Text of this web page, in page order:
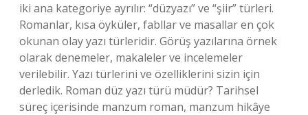
iki ana kategoriye ayrılır: “düzyazı” ve “şiir” türleri.
Romanlar, kısa öyküler, fabllar ve masallar en çok
okunan olay yazı türleridir. Görüş yazılarına örnek
olarak denemeler, makaleler ve incelemeler
verilebilir. Yazı türlerini ve özelliklerini sizin için
derledik. Roman düz yazı türü müdür? Tarihsel
süreç içerisinde manzum roman, manzum hikâye